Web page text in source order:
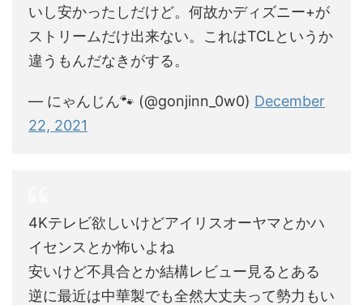
いし安かったしだけど。何故かディズニー+が
ストリームだけ出来ない。これはTCLというか
違うもんだなきがする。
— にゃんじん🐾 (@gonjinn_0w0) December
22, 2021
4Kテレビ欲しいけどアイリスオーヤマとかハ
イセンスとか怖いよね
安いけど不具合とか結構レビュー見るとある
逆に最近は中華製でも全然大丈夫って勢力もい